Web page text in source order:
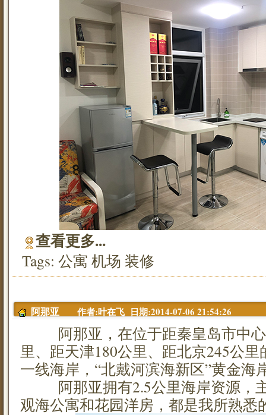
查看更多...
Tags: 公寓 机场 装修
阿那亚 作者:叶在飞 日期:2014-07-06 21:54:26
阿那亚，在位于距秦皇岛市中心
里、距天津180公里、距北京245公
一线海岸，“北戴河滨海新区”黄金海
阿那亚拥有2.5公里海岸资源，
观海公寓和花园洋房，都是我所熟悉